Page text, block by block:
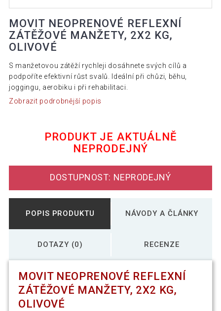
MOVIT NEOPRENOVÉ REFLEXNÍ
ZÁTĚŽOVÉ MANŽETY, 2X2 KG,
OLIVOVÉ
S manžetovou zátěží rychleji dosáhnete svých cílů a
podpoříte efektivní růst svalů. Ideální při chůzi, běhu,
joggingu, aerobiku i při rehabilitaci.
Zobrazit podrobnější popis
PRODUKT JE AKTUÁLNĚ
NEPRODEJNÝ
DOSTUPNOST: NEPRODEJNÝ
POPIS PRODUKTU NÁVODY A ČLÁNKY
DOTAZY (0) RECENZE
MOVIT NEOPRENOVÉ REFLEXNÍ
ZÁTĚŽOVÉ MANŽETY, 2X2 KG,
OLIVOVÉ